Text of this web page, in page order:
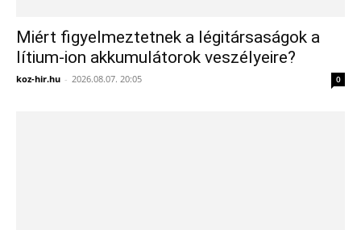
Miért figyelmeztetnek a légitársaságok a
lítium-ion akkumulátorok veszélyeire?
koz-hir.hu - 2026.08.07. 20:05 0